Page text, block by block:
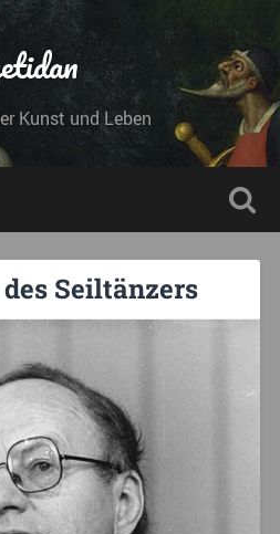
Kunst und Leben
Seiltänzers